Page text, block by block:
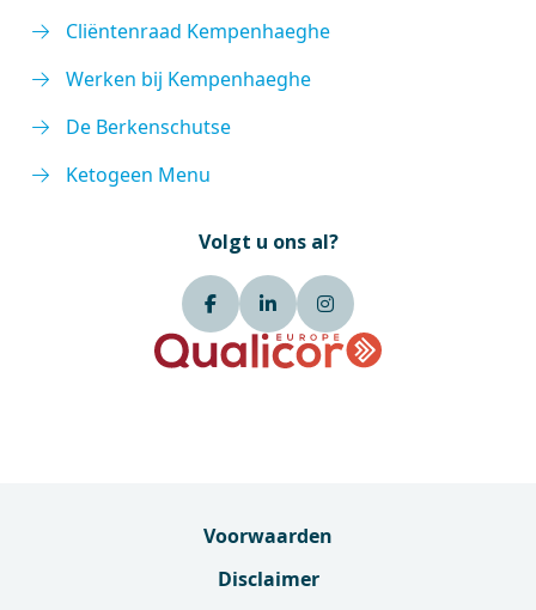
Cliëntenraad Kempenhaeghe
Werken bij Kempenhaeghe
De Berkenschutse
Ketogeen Menu
Volgt u ons al?
Voorwaarden
Disclaimer